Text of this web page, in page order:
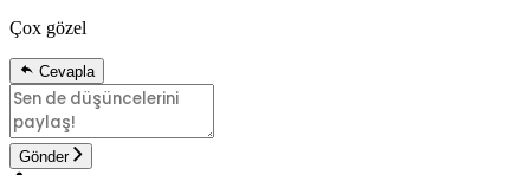
Çox gözel
Cevapla
Gönder